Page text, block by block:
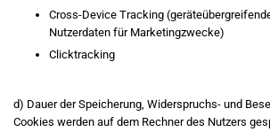
Cross-Device Tracking
Nutzerdaten für Marketingzwecke)
Clicktracking
d) Dauer der Speicherung, Widerspruchs- und
Cookies werden auf dem Rechner des Nutzers